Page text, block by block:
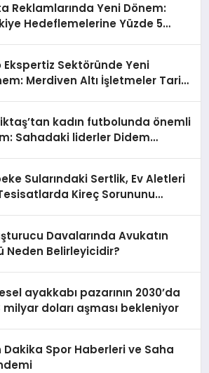
Reklamlarında Yeni Dönem:
Hedeflemelerine Yüzde 5
Ekspertiz Sektöründe Yeni
Merdiven Altı İşletmeler Tarih
kadın futbolunda önemli
Sahadaki liderler Didem
Sularındaki Sertlik, Ev Aletleri
Kireç Sorununu
Davalarında Avukatın
Neden Belirleyicidir?
ayakkabı pazarının 2030’da
milyar doları aşması bekleniyor
Dakika Spor Haberleri ve Saha